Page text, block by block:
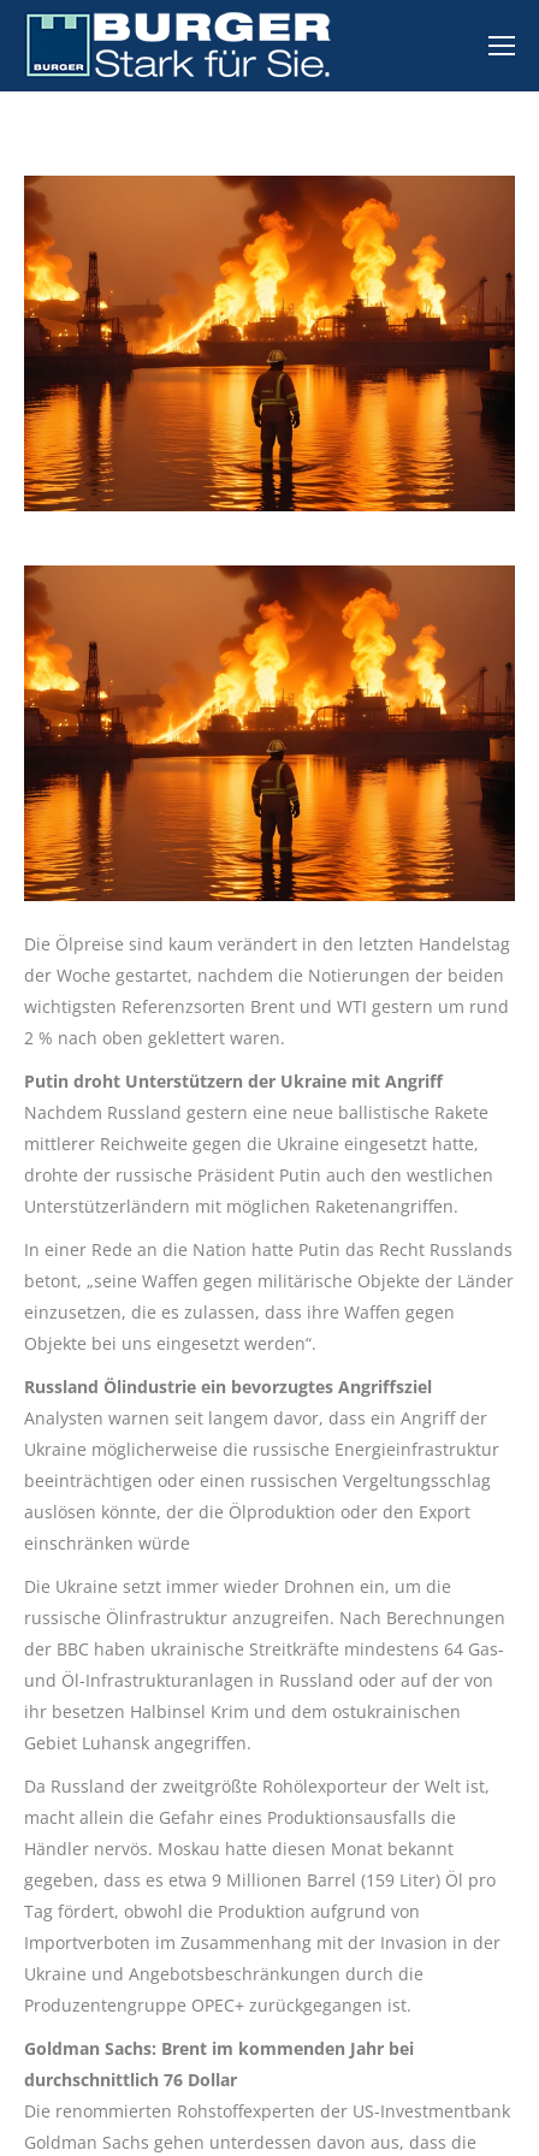
Die Ölpreise sind kaum verändert in den letzten Handelstag
der Woche gestartet, nachdem die Notierungen der beiden
wichtigsten Referenzsorten Brent und WTI gestern um rund
2 % nach oben geklettert waren.
Putin droht Unterstützern der Ukraine mit Angriff
Nachdem Russland gestern eine neue ballistische Rakete
mittlerer Reichweite gegen die Ukraine eingesetzt hatte,
drohte der russische Präsident Putin auch den westlichen
Unterstützerländern mit möglichen Raketenangriffen.
In einer Rede an die Nation hatte Putin das Recht Russlands
betont, „seine Waffen gegen militärische Objekte der Länder
einzusetzen, die es zulassen, dass ihre Waffen gegen
Objekte bei uns eingesetzt werden“.
Russland Ölindustrie ein bevorzugtes Angriffsziel
Analysten warnen seit langem davor, dass ein Angriff der
Ukraine möglicherweise die russische Energieinfrastruktur
beeinträchtigen oder einen russischen Vergeltungsschlag
auslösen könnte, der die Ölproduktion oder den Export
einschränken würde
Die Ukraine setzt immer wieder Drohnen ein, um die
russische Ölinfrastruktur anzugreifen. Nach Berechnungen
der BBC haben ukrainische Streitkräfte mindestens 64 Gas-
und Öl-Infrastrukturanlagen in Russland oder auf der von
ihr besetzen Halbinsel Krim und dem ostukrainischen
Gebiet Luhansk angegriffen.
Da Russland der zweitgrößte Rohölexporteur der Welt ist,
macht allein die Gefahr eines Produktionsausfalls die
Händler nervös. Moskau hatte diesen Monat bekannt
gegeben, dass es etwa 9 Millionen Barrel (159 Liter) Öl pro
Tag fördert, obwohl die Produktion aufgrund von
Importverboten im Zusammenhang mit der Invasion in der
Ukraine und Angebotsbeschränkungen durch die
Produzentengruppe OPEC+ zurückgegangen ist.
Goldman Sachs: Brent im kommenden Jahr bei
durchschnittlich 76 Dollar
Die renommierten Rohstoffexperten der US-Investmentbank
Goldman Sachs gehen unterdessen davon aus, dass die